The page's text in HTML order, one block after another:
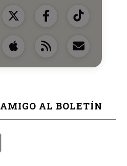
AL BOLETÍN